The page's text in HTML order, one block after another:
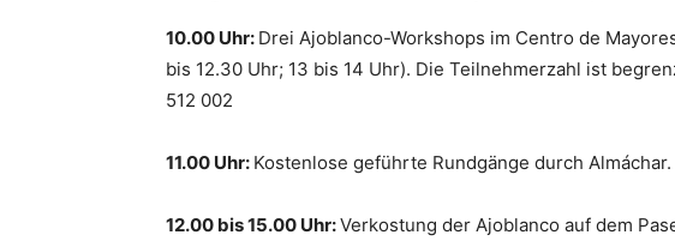
10.00 Uhr: Drei Ajoblanco-Workshops im Centro de
bis 12.30 Uhr; 13 bis 14 Uhr). Die Teilnehmerzahl ist
512 002
11.00 Uhr: Kostenlose geführte Rundgänge durch
12.00 bis 15.00 Uhr:Verkostung der Ajoblanco auf dem